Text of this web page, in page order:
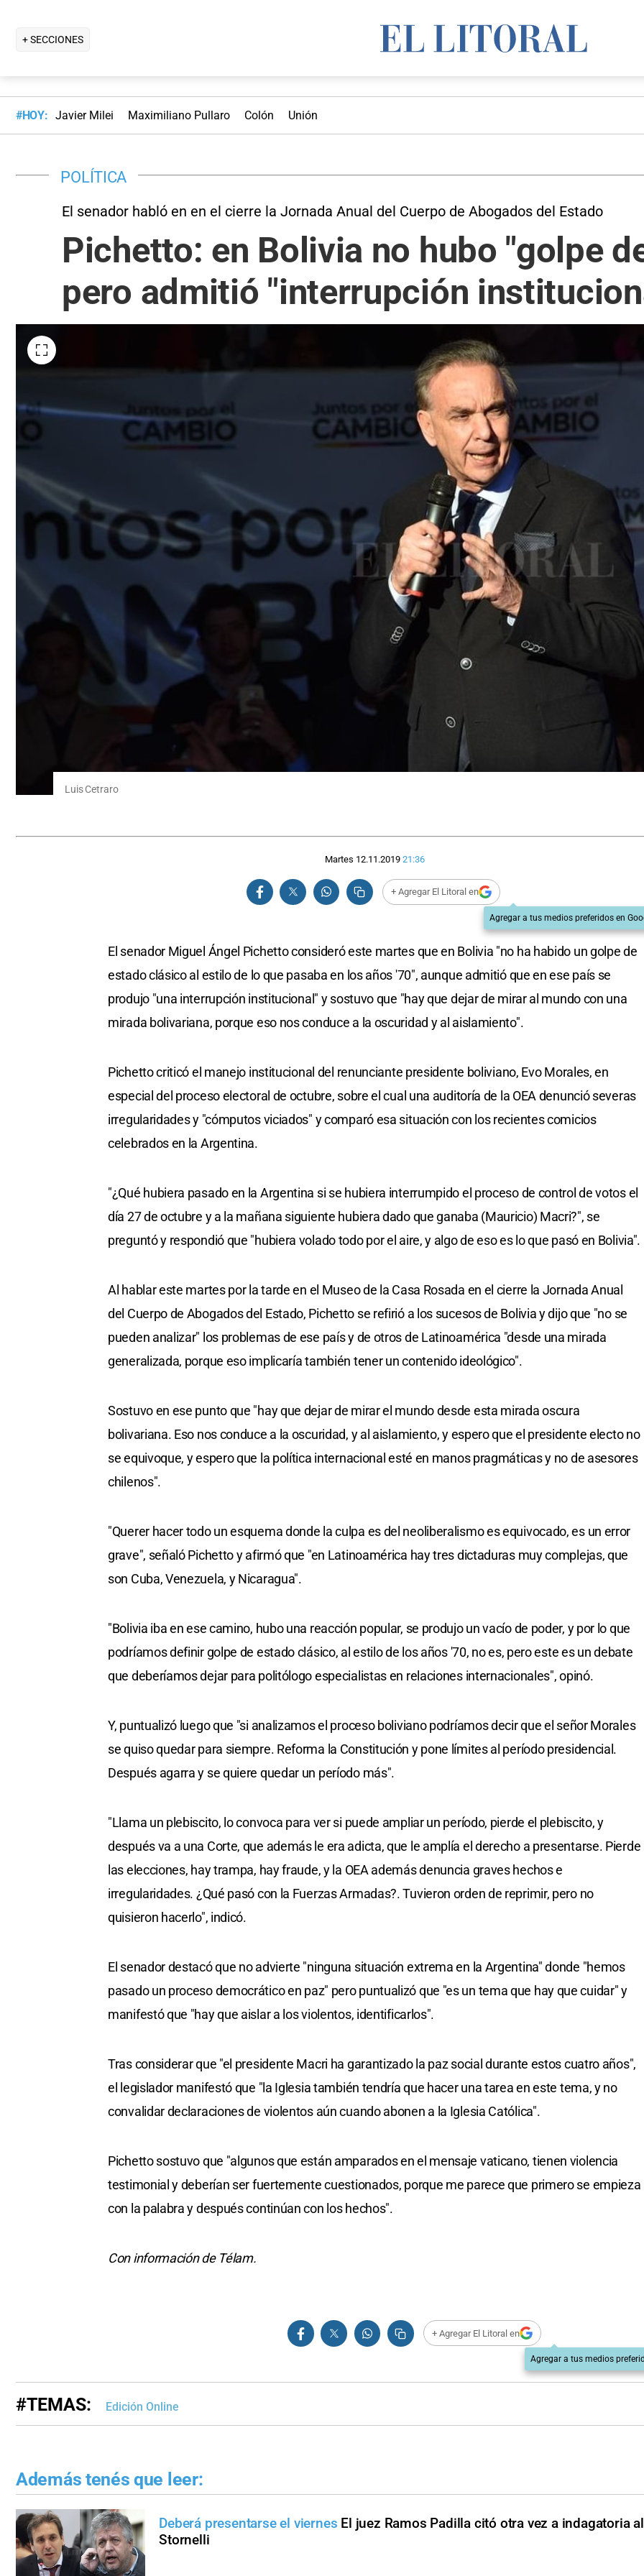
+ SECCIONES
#HOY: Javier Milei Maximiliano Pullaro Colón Unión
POLÍTICA
El senador habló en en el cierre la Jornada Anual del Cuerpo de Abogados del Estado
Pichetto: en Bolivia no hubo "golpe
pero admitió "interrupción
Luis Cetraro
Martes 12.11.2019 21:36
+ Agregar El Litoral en
Agregar a tus medios preferidos en
El senador Miguel Ángel Pichetto consideró este martes que en Bolivia "no ha habido un golpe de
estado clásico al estilo de lo que pasaba en los años '70", aunque admitió que en ese país se
produjo "una interrupción institucional" y sostuvo que "hay que dejar de mirar al mundo con una
mirada bolivariana, porque eso nos conduce a la oscuridad y al aislamiento".
Pichetto criticó el manejo institucional del renunciante presidente boliviano, Evo Morales, en
especial del proceso electoral de octubre, sobre el cual una auditoría de la OEA denunció severas
irregularidades y "cómputos viciados" y comparó esa situación con los recientes comicios
celebrados en la Argentina.
"¿Qué hubiera pasado en la Argentina si se hubiera interrumpido el proceso de control de votos el
día 27 de octubre y a la mañana siguiente hubiera dado que ganaba (Mauricio) Macri?", se
preguntó y respondió que "hubiera volado todo por el aire, y algo de eso es lo que pasó en Bolivia".
Al hablar este martes por la tarde en el Museo de la Casa Rosada en el cierre la Jornada Anual
del Cuerpo de Abogados del Estado, Pichetto se refirió a los sucesos de Bolivia y dijo que "no se
pueden analizar" los problemas de ese país y de otros de Latinoamérica "desde una mirada
generalizada, porque eso implicaría también tener un contenido ideológico".
Sostuvo en ese punto que "hay que dejar de mirar el mundo desde esta mirada oscura
bolivariana. Eso nos conduce a la oscuridad, y al aislamiento, y espero que el presidente electo no
se equivoque, y espero que la política internacional esté en manos pragmáticas y no de asesores
chilenos".
"Querer hacer todo un esquema donde la culpa es del neoliberalismo es equivocado, es un error
grave", señaló Pichetto y afirmó que "en Latinoamérica hay tres dictaduras muy complejas, que
son Cuba, Venezuela, y Nicaragua".
"Bolivia iba en ese camino, hubo una reacción popular, se produjo un vacío de poder, y por lo que
podríamos definir golpe de estado clásico, al estilo de los años '70, no es, pero este es un debate
que deberíamos dejar para politólogo especialistas en relaciones internacionales", opinó.
Y, puntualizó luego que "si analizamos el proceso boliviano podríamos decir que el señor Morales
se quiso quedar para siempre. Reforma la Constitución y pone límites al período presidencial.
Después agarra y se quiere quedar un período más".
"Llama un plebiscito, lo convoca para ver si puede ampliar un período, pierde el plebiscito, y
después va a una Corte, que además le era adicta, que le amplía el derecho a presentarse. Pierde
las elecciones, hay trampa, hay fraude, y la OEA además denuncia graves hechos e
irregularidades. ¿Qué pasó con la Fuerzas Armadas?. Tuvieron orden de reprimir, pero no
quisieron hacerlo", indicó.
El senador destacó que no advierte "ninguna situación extrema en la Argentina" donde "hemos
pasado un proceso democrático en paz" pero puntualizó que "es un tema que hay que cuidar" y
manifestó que "hay que aislar a los violentos, identificarlos".
Tras considerar que "el presidente Macri ha garantizado la paz social durante estos cuatro años",
el legislador manifestó que "la Iglesia también tendría que hacer una tarea en este tema, y no
convalidar declaraciones de violentos aún cuando abonen a la Iglesia Católica".
Pichetto sostuvo que "algunos que están amparados en el mensaje vaticano, tienen violencia
testimonial y deberían ser fuertemente cuestionados, porque me parece que primero se empieza
con la palabra y después continúan con los hechos".
Con información de Télam.
+ Agregar El Litoral en
Agregar a tus medios
#TEMAS: Edición Online
Además tenés que leer:
Deberá presentarse el viernes El juez Ramos Padilla citó otra vez a indagatoria
Stornelli